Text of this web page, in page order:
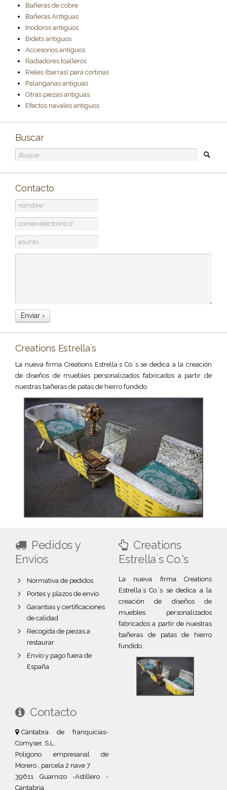
Bañeras de cobre
Bañeras Antiguas
Inodoros antiguos
Bidets antiguos
Accesorios antiguos
Radiadores toalleros
Rieles (barras) para cortinas
Palanganas antiguas
Otras piezas antiguas
Efectos navales antiguos
Buscar
Contacto
Creations Estrella´s
La nueva firma Creations Estrella´s Co.´s se dedica a la creación
de diseños de muebles personalizados fabricados a partir de
nuestras bañeras de patas de hierro fundido.
Pedidos y
Envíos
Normativa de pedidos
Portes y plazos de envío
Garantías y certificaciones
de calidad
Recogida de piezas a
restaurar
Envío y pago fuera de
España
Creations
Estrella´s Co.'s
La nueva firma Creations
Estrella´s Co.´s se dedica a la
creación de diseños de
muebles personalizados
fabricados a partir de nuestras
bañeras de patas de hierro
fundido.
Contacto
Cántabra de franquicias-
Comyser, S.L.
Poligono empresarial de
Morero , parcela 2 nave 7
39611 Guarnizo -Astillero -
Cantabria.